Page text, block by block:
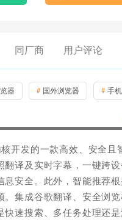
同厂商 用户评论
器 # 国外浏览器 # 手
开发的一款高效、安全
译及实时字幕，一键跨
安全。此外，智能推荐
集成谷歌翻译、安全浏
速搜索、多任务处理还